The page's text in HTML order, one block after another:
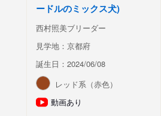
ードルのミックス犬)
西村照美ブリーダー
見学地：京都府
誕生日：2024/06/08
レッド系（赤色）
動画あり